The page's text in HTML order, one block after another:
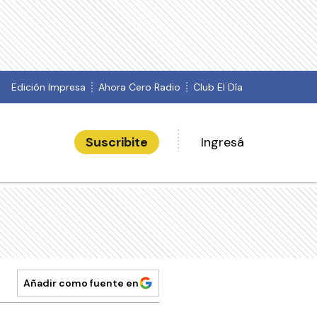
Edición Impresa Ahora Cero Radio Club El Día
Suscribite Ingresá
Añadir como fuente en